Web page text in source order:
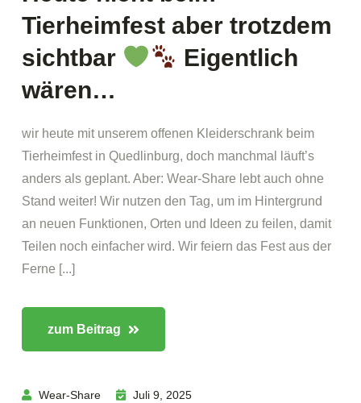
Tierheimfest aber trotzdem
sichtbar
Eigentlich
wären…
wir heute mit unserem offenen Kleiderschrank beim
Tierheimfest in Quedlinburg, doch manchmal läuft’s
anders als geplant. Aber: Wear-Share lebt auch ohne
Stand weiter! Wir nutzen den Tag, um im Hintergrund
an neuen Funktionen, Orten und Ideen zu feilen, damit
Teilen noch einfacher wird. Wir feiern das Fest aus der
Ferne [...]
zum Beitrag
Wear-Share
Juli 9, 2025